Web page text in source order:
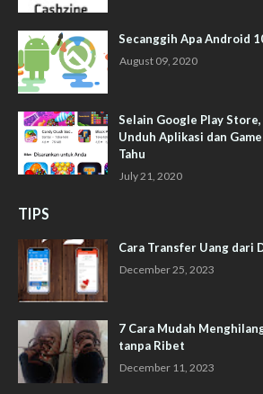
Secanggih Apa Android
August 09, 2020
Selain Google Play
Unduh Aplikasi dan
Tahu
July 21, 2020
TIPS
Cara Transfer Uang dari
December 25, 2023
7 Cara Mudah
tanpa Ribet
December 11, 2023